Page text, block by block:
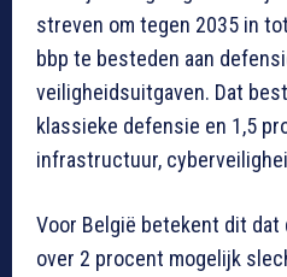
streven om tegen 2035 in
bbp te besteden aan
veiligheidsuitgaven. Dat
klassieke defensie en 1,5
infrastructuur,
Voor België betekent dit
over 2 procent mogelijk